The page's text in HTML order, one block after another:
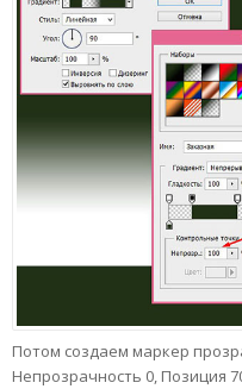
Потом создаем маркер
Непрозрачность 0, Позиция